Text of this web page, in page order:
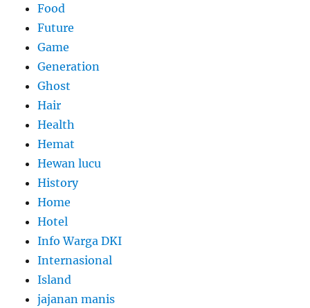
Food
Future
Game
Generation
Ghost
Hair
Health
Hemat
Hewan lucu
History
Home
Hotel
Info Warga DKI
Internasional
Island
jajanan manis